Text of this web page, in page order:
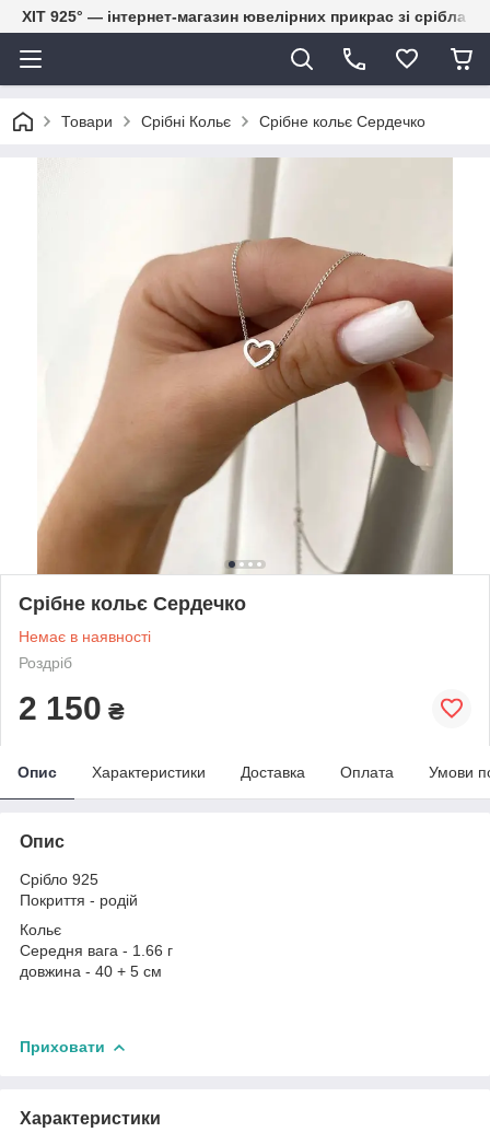
ХІТ 925° — інтернет-магазин ювелірних прикрас зі срібла
Товари Срібні Кольє Срібне кольє Сердечко
Срібне кольє Сердечко
Немає в наявності
Роздріб
2 150 ₴
Опис Характеристики Доставка Оплата Умови
Опис
Срібло 925
Покриття - родій
Кольє
Середня вага - 1.66 г
довжина - 40 + 5 см
Приховати
Характеристики